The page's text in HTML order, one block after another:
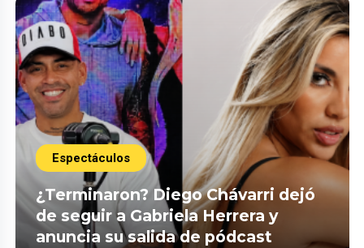
Espectáculos
¿Terminaron? Diego Chávarri dejó
de seguir a Gabriela Herrera y
anuncia su salida de pódcast